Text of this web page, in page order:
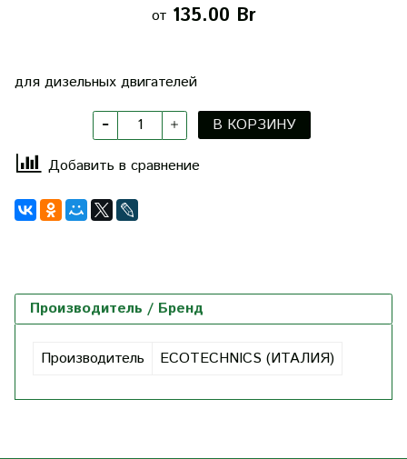
от 135.00 Br
для дизельных двигателей
В КОРЗИНУ
Добавить в сравнение
Производитель / Бренд
Производитель ECOTECHNICS (ИТАЛИЯ)